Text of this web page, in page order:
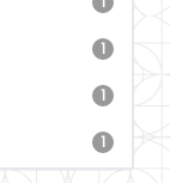
1
1
1